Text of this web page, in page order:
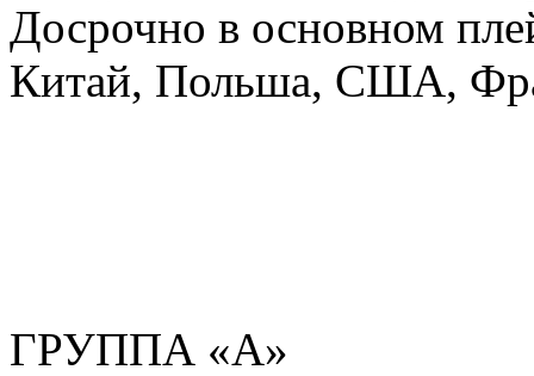
Досрочно в основном
Китай, Польша, США,
ГРУППА «А»